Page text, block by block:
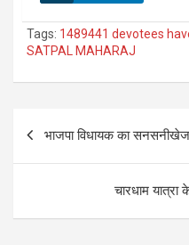
Tags: 1489441 devotees
SATPAL MAHARAJ
भाजपा विधायक का
चारधाम